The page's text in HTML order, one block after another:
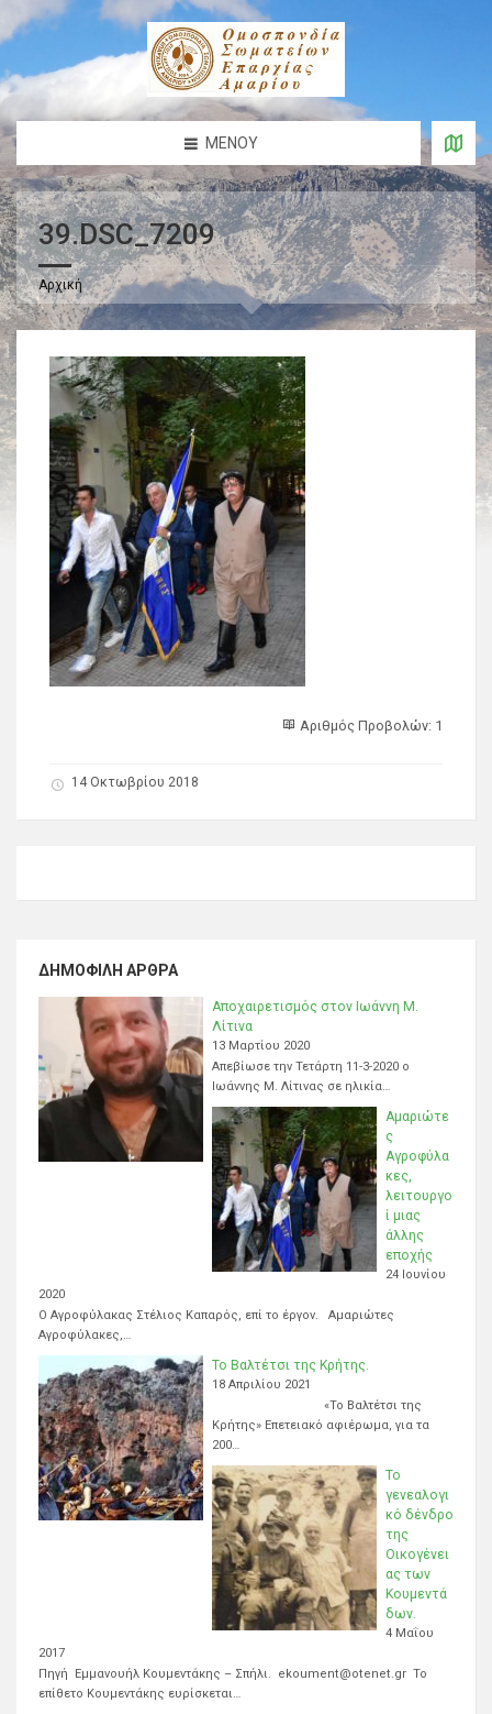
ΜΕΝΟΎ
39.DSC_7209
Αρχική
Αριθμός Προβολών: 1
14 Οκτωβρίου 2018
ΔΗΜΟΦΙΛΉ ΆΡΘΡΑ
Αποχαιρετισμός στον Ιωάννη Μ.
Λίτινα
13 Μαρτίου 2020
Απεβίωσε την Τετάρτη 11-3-2020 ο
Ιωάννης Μ. Λίτινας σε ηλικία…
Αμαριώτε
ς
Αγροφύλα
κες,
λειτουργο
ί μιας
άλλης
εποχής
24 Ιουνίου
2020
Ο Αγροφύλακας Στέλιος Καπαρός, επί το έργον. Αμαριώτες
Αγροφύλακες,…
Το Βαλτέτσι της Κρήτης.
18 Απριλίου 2021
«Το Βαλτέτσι της
Κρήτης» Επετειακό αφιέρωμα, για τα
200…
Το
γενεαλογι
κό δένδρο
της
Οικογένει
ας των
Κουμεντά
δων.
4 Μαΐου
2017
Πηγή Εμμανουήλ Κουμεντάκης – Σπήλι. ekoument@otenet.gr Το
επίθετο Κουμεντάκης ευρίσκεται…